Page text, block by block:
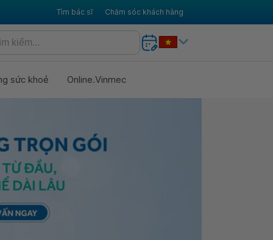
Tìm bác sĩ Chăm sóc khách hàng
sức khoẻ Online.Vinmec